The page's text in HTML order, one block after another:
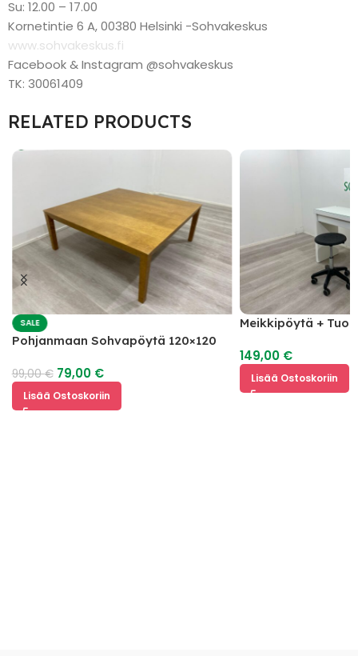
Su: 12.00 – 17.00
Kornetintie 6 A, 00380 Helsinki -Sohvakeskus
www.sohvakeskus.fi
Facebook & Instagram @sohvakeskus
TK: 30061409
RELATED PRODUCTS
SALE
Pohjanmaan Sohvapöytä 120×120
99,00€ 79,00 €
Lisää Ostoskoriin
Meikkipöytä + Tuoli
149,00 €
Lisää Ostoskoriin